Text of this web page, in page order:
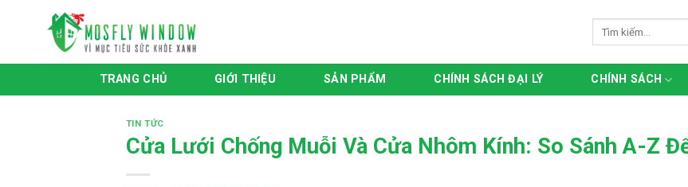
TRANG CHỦ GIỚI THIỆU SẢN PHẨM CHÍNH SÁCH ĐẠI LÝ CHÍNH SÁCH
TIN TỨC
Cửa Lưới Chống Muỗi Và Cửa Nhôm Kính: So Sánh A-Z